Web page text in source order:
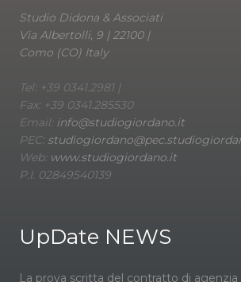
Studio Didona & Associati
Via Albertolli, 9 | 22100 |
Como (CO) Italy
Tel: +39 0341.2981 |
Fax: +39 0341.285530
Email: info@studiogiordano.it
PEC:
Web: www.studiogiordano.it
P.I. 02849540139
UpDate NEWS
La prova scritta del contratto di agenzia